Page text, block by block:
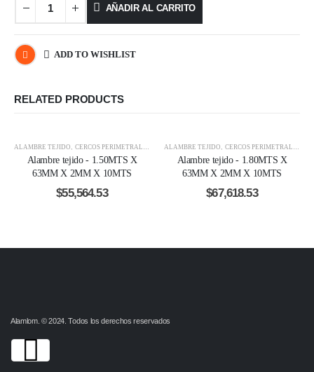
AÑADIR AL CARRITO
ADD TO WISHLIST
RELATED PRODUCTS
ALAMBRE TEJIDO , CERCOS PERIMETRALES
Alambre tejido - 1.50MTS X
63MM X 2MM X 10MTS
$55,564.53
ALAMBRE TEJIDO , CERCOS PERIMETRALES
Alambre tejido - 1.80MTS X
63MM X 2MM X 10MTS
$67,618.53
Alamlom. © 2024. Todos los derechos reservados